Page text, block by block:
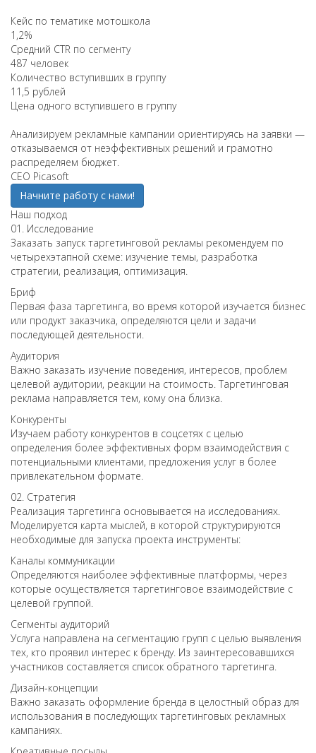
Кейс по тематике мотошкола
1,2%
Средний CTR по сегменту
487 человек
Количество вступивших в группу
11,5 рублей
Цена одного вступившего в группу
Анализируем рекламные кампании ориентируясь на заявки —
отказываемся от неэффективных решений и грамотно
распределяем бюджет.
СЕО Picasoft
Начните работу с нами!
Наш подход
01. Исследование
Заказать запуск таргетинговой рекламы рекомендуем по
четырехэтапной схеме: изучение темы, разработка
стратегии, реализация, оптимизация.
Бриф
Первая фаза таргетинга, во время которой изучается бизнес
или продукт заказчика, определяются цели и задачи
последующей деятельности.
Аудитория
Важно заказать изучение поведения, интересов, проблем
целевой аудитории, реакции на стоимость. Таргетинговая
реклама направляется тем, кому она близка.
Конкуренты
Изучаем работу конкурентов в соцсетях с целью
определения более эффективных форм взаимодействия с
потенциальными клиентами, предложения услуг в более
привлекательном формате.
02. Стратегия
Реализация таргетинга основывается на исследованиях.
Моделируется карта мыслей, в которой структурируются
необходимые для запуска проекта инструменты:
Каналы коммуникации
Определяются наиболее эффективные платформы, через
которые осуществляется таргетинговое взаимодействие с
целевой группой.
Сегменты аудиторий
Услуга направлена на сегментацию групп с целью выявления
тех, кто проявил интерес к бренду. Из заинтересовавшихся
участников составляется список обратного таргетинга.
Дизайн-концепции
Важно заказать оформление бренда в целостный образ для
использования в последующих таргетинговых рекламных
кампаниях.